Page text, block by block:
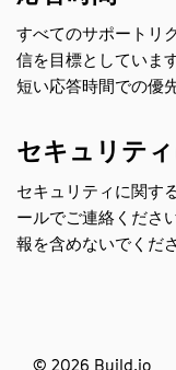
すべてのサポートリ
信を目標としていま
短い応答時間での優
セキュリテ
セキュリティに関す
ールでご連絡くださ
報を含めないでくださ
© 2026 Build.io